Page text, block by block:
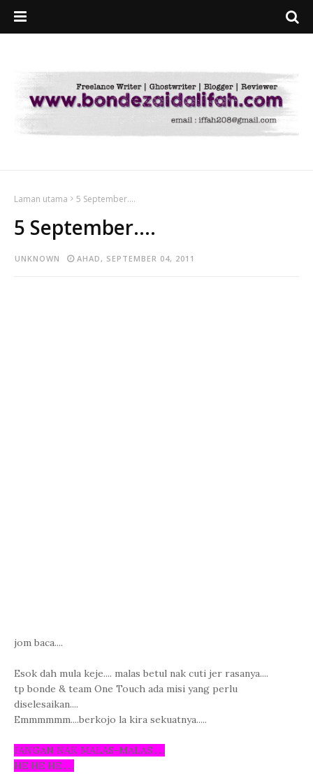
Laman utama 5 September....
5 September....
UNKNOWN AHAD, SEPTEMBER 04, 2011
jom baca....
Esok dah mula keje.... malas betul nak cuti jer rasanya....
tp bonde & team One Touch ada misi yang perlu
diselesaikan....
Emmmmmm....berkojo la kira sekuatnya.....
JANGAN NAK MALAS-MALAS......
HE HE HE......